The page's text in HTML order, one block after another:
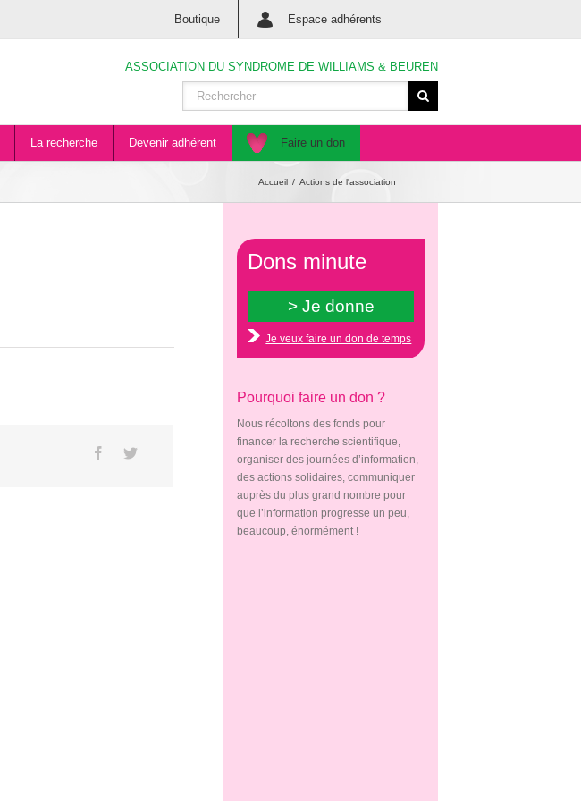
Boutique Espace adhérents
ASSOCIATION DU SYNDROME DE WILLIAMS & BEUREN
La recherche Devenir adhérent Faire un don
Accueil Actions de l'association
Dons minute
Je veux faire un don de temps
Pourquoi faire un don ?
Nous récoltons des fonds pour
financer la recherche scientifique,
organiser des journées d’information,
des actions solidaires, communiquer
auprès du plus grand nombre pour
que l’information progresse un peu,
beaucoup, énormément !